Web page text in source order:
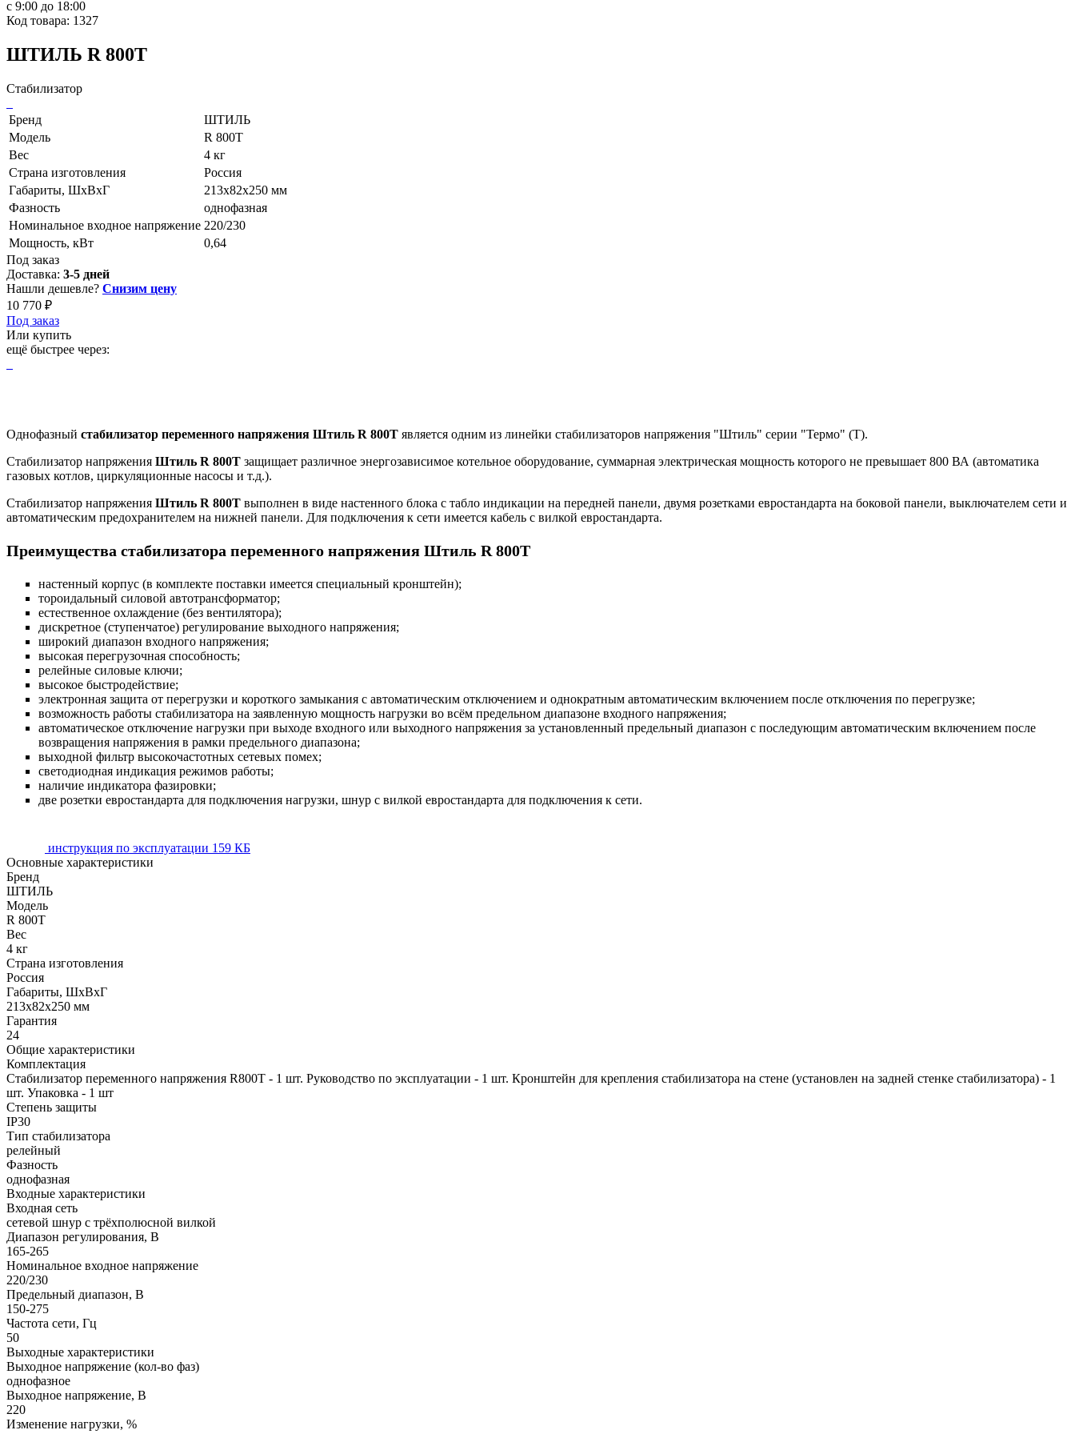
с 9:00 до 18:00
Код товара: 1327
ШТИЛЬ R 800T
Стабилизатор
Бренд
ШТИЛЬ
Модель
R 800T
Вес
4 кг
Страна изготовления
Россия
Габариты, ШхВхГ
213x82x250 мм
Фазность
однофазная
Номинальное входное напряжение 220/230
Мощность, кВт
0,64
Под заказ
Доставка: 3-5 дней
Нашли дешевле? Снизим цену
10 770 ₽
Под заказ
Или купить
ещё быстрее через:
Однофазный стабилизатор переменного напряжения Штиль R 800T является одним из линейки стабилизаторов напряжения "Штиль" серии "Термо" (T).
Стабилизатор напряжения Штиль R 800T защищает различное энергозависимое котельное оборудование, суммарная электрическая мощность которого не превышает 800 ВА (автоматика
газовых котлов, циркуляционные насосы и т.д.).
Стабилизатор напряжения Штиль R 800T выполнен в виде настенного блока с табло индикации на передней панели, двумя розетками евростандарта на боковой панели, выключателем сети и
автоматическим предохранителем на нижней панели. Для подключения к сети имеется кабель с вилкой евростандарта.
Преимущества стабилизатора переменного напряжения Штиль R 800T
настенный корпус (в комплекте поставки имеется специальный кронштейн);
тороидальный силовой автотрансформатор;
естественное охлаждение (без вентилятора);
дискретное (ступенчатое) регулирование выходного напряжения;
широкий диапазон входного напряжения;
высокая перегрузочная способность;
релейные силовые ключи;
высокое быстродействие;
электронная защита от перегрузки и короткого замыкания с автоматическим отключением и однократным автоматическим включением после отключения по перегрузке;
возможность работы стабилизатора на заявленную мощность нагрузки во всём предельном диапазоне входного напряжения;
автоматическое отключение нагрузки при выходе входного или выходного напряжения за установленный предельный диапазон с последующим автоматическим включением после
возвращения напряжения в рамки предельного диапазона;
выходной фильтр высокочастотных сетевых помех;
светодиодная индикация режимов работы;
наличие индикатора фазировки;
две розетки евростандарта для подключения нагрузки, шнур с вилкой евростандарта для подключения к сети.
инструкция по эксплуатации 159 КБ
Основные характеристики
Бренд
ШТИЛЬ
Модель
R 800T
Вес
4 кг
Страна изготовления
Россия
Габариты, ШхВхГ
213x82x250 мм
Гарантия
24
Общие характеристики
Комплектация
Стабилизатор переменного напряжения R800Т - 1 шт. Руководство по эксплуатации - 1 шт. Кронштейн для крепления стабилизатора на стене (установлен на задней стенке стабилизатора) - 1
шт. Упаковка - 1 шт
Степень защиты
IP30
Тип стабилизатора
релейный
Фазность
однофазная
Входные характеристики
Входная сеть
сетевой шнур с трёхполюсной вилкой
Диапазон регулирования, В
165-265
Номинальное входное напряжение
220/230
Предельный диапазон, В
150-275
Частота сети, Гц
50
Выходные характеристики
Выходное напряжение (кол-во фаз)
однофазное
Выходное напряжение, В
220
Изменение нагрузки, %